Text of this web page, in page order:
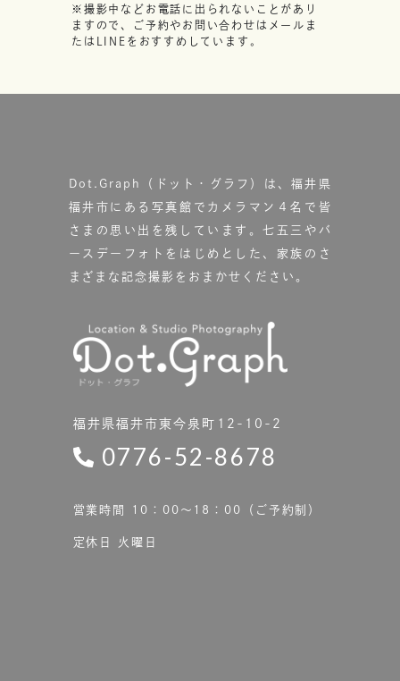
※撮影中などお電話に出られないことがあり
ますので、ご予約やお問い合わせはメールま
たはLINEをおすすめしています。
Dot.Graph（ドット・グラフ）は、福井県
福井市にある写真館で カメラマン４名で皆
さまの思い出を残しています。七五三やバ
ースデーフォトをはじめとした、家族のさ
まざまな記念撮影をおまかせください。
福井県福井市東今泉町12-10-2
0776-52-8678
営業時間 10：00〜18：00（ご予約制）
定休日 火曜日